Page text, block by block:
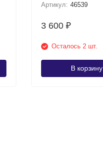
Артикул: 46539
3 600₽
Осталось 2 шт.
В корзину